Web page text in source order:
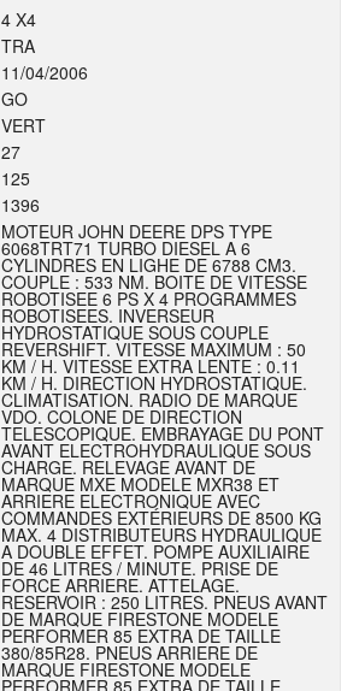
4 X4
TRA
11/04/2006
GO
VERT
27
125
1396
MOTEUR JOHN DEERE DPS TYPE
6068TRT71 TURBO DIESEL A 6
CYLINDRES EN LIGHE DE 6788 CM3.
COUPLE : 533 NM. BOITE DE VITESSE
ROBOTISEE 6 PS X 4 PROGRAMMES
ROBOTISEES. INVERSEUR
HYDROSTATIQUE SOUS COUPLE
REVERSHIFT. VITESSE MAXIMUM : 50
KM / H. VITESSE EXTRA LENTE : 0.11
KM / H. DIRECTION HYDROSTATIQUE.
CLIMATISATION. RADIO DE MARQUE
VDO. COLONE DE DIRECTION
TELESCOPIQUE. EMBRAYAGE DU PONT
AVANT ELECTROHYDRAULIQUE SOUS
CHARGE. RELEVAGE AVANT DE
MARQUE MXE MODELE MXR38 ET
ARRIERE ELECTRONIQUE AVEC
COMMANDES EXTÉRIEURS DE 8500 KG
MAX. 4 DISTRIBUTEURS HYDRAULIQUE
A DOUBLE EFFET. POMPE AUXILIAIRE
DE 46 LITRES / MINUTE. PRISE DE
FORCE ARRIERE. ATTELAGE.
RESERVOIR : 250 LITRES. PNEUS AVANT
DE MARQUE FIRESTONE MODELE
PERFORMER 85 EXTRA DE TAILLE
380/85R28. PNEUS ARRIERE DE
MARQUE FIRESTONE MODELE
PERFORMER 85 EXTRA DE TAILLE